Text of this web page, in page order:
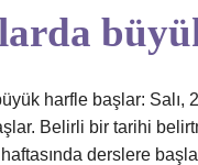
harfle başlar: Salı,
Belirli bir tarihi
derslere